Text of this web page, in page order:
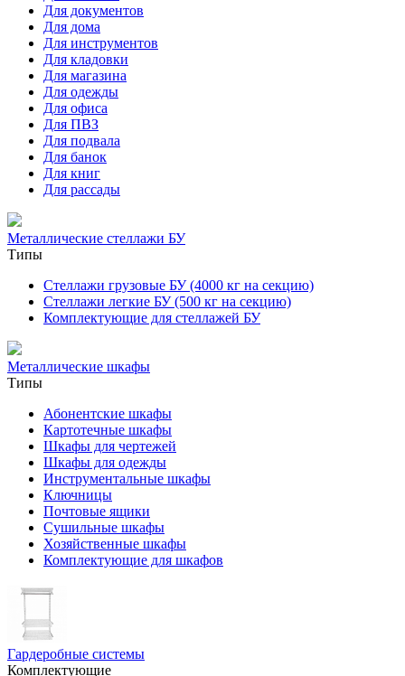
Для документов
Для дома
Для инструментов
Для кладовки
Для магазина
Для одежды
Для офиса
Для ПВЗ
Для подвала
Для банок
Для книг
Для рассады
Металлические стеллажи БУ
Типы
Стеллажи грузовые БУ (4000 кг на секцию)
Стеллажи легкие БУ (500 кг на секцию)
Комплектующие для стеллажей БУ
Металлические шкафы
Типы
Абонентские шкафы
Картотечные шкафы
Шкафы для чертежей
Шкафы для одежды
Инструментальные шкафы
Ключницы
Почтовые ящики
Сушильные шкафы
Хозяйственные шкафы
Комплектующие для шкафов
Гардеробные системы
Комплектующие